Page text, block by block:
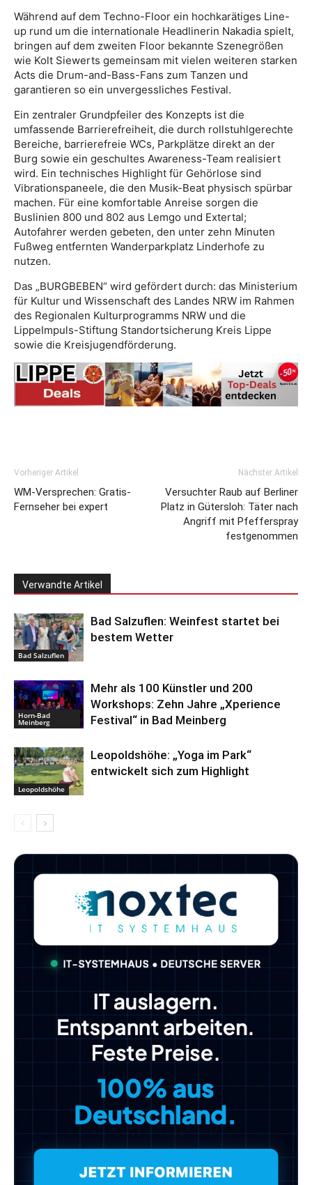
Während auf dem Techno-Floor ein hochkarätiges Line-
up rund um die internationale Headlinerin Nakadia spielt,
bringen auf dem zweiten Floor bekannte Szenegrößen
wie Kolt Siewerts gemeinsam mit vielen weiteren starken
Acts die Drum-and-Bass-Fans zum Tanzen und
garantieren so ein unvergessliches Festival.
Ein zentraler Grundpfeiler des Konzepts ist die
umfassende Barrierefreiheit, die durch rollstuhlgerechte
Bereiche, barrierefreie WCs, Parkplätze direkt an der
Burg sowie ein geschultes Awareness-Team realisiert
wird. Ein technisches Highlight für Gehörlose sind
Vibrationspaneele, die den Musik-Beat physisch spürbar
machen. Für eine komfortable Anreise sorgen die
Buslinien 800 und 802 aus Lemgo und Extertal;
Autofahrer werden gebeten, den unter zehn Minuten
Fußweg entfernten Wanderparkplatz Linderhofe zu
nutzen.
Das „BURGBEBEN“ wird gefördert durch: das Ministerium
für Kultur und Wissenschaft des Landes NRW im Rahmen
des Regionalen Kulturprogramms NRW und die
LippeImpuls-Stiftung Standortsicherung Kreis Lippe
sowie die Kreisjugendförderung.
Vorheriger Artikel
WM-Versprechen: Gratis-
Fernseher bei expert
Nächster Artikel
Versuchter Raub auf Berliner
Platz in Gütersloh: Täter nach
Angriff mit Pfefferspray
festgenommen
Verwandte Artikel
Bad Salzuflen
Bad Salzuflen: Weinfest startet bei
bestem Wetter
Horn-Bad
Meinberg
Mehr als 100 Künstler und 200
Workshops: Zehn Jahre „Xperience
Festival“ in Bad Meinberg
Leopoldshöhe
Leopoldshöhe: „Yoga im Park“
entwickelt sich zum Highlight